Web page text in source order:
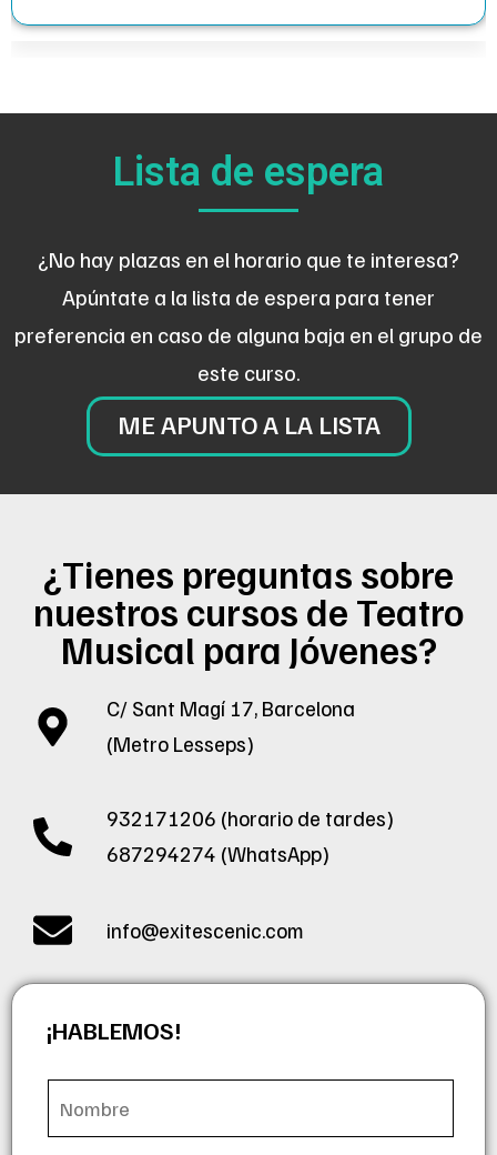
Lista de espera
¿No hay plazas en el horario que te interesa?
Apúntate a la lista de espera para tener
preferencia en caso de alguna baja en el grupo de
este curso.
ME APUNTO A LA LISTA
¿Tienes preguntas sobre
nuestros cursos de Teatro
Musical para Jóvenes?
C/ Sant Magí 17, Barcelona
(Metro Lesseps)
932171206 (horario de tardes)
687294274 (WhatsApp)
info@exitescenic.com
¡HABLEMOS!